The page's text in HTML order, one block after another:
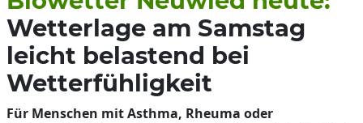
Wetterlage am Samstag
leicht belastend bei
Wetterfühligkeit
Für Menschen mit Asthma, Rheuma oder